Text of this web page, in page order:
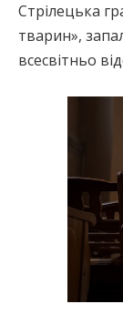
Стрілецька
тварин»,
всесвітньо